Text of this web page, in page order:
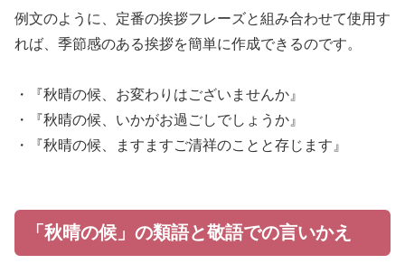
例文のように、定番の挨拶フレーズと組み合わせて使用す
れば、季節感のある挨拶を簡単に作成できるのです。
・『秋晴の候、お変わりはございませんか』
・『秋晴の候、いかがお過ごしでしょうか』
・『秋晴の候、ますますご清祥のことと存じます』
「秋晴の候」の類語と敬語での言いかえ